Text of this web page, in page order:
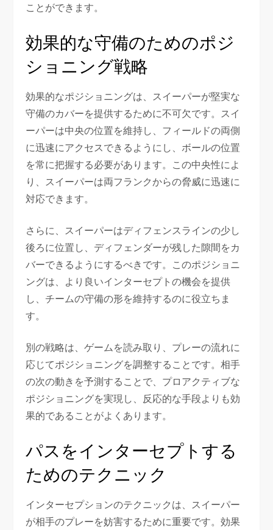
ことができます。
効果的な守備のためのポジ
ショニング戦略
効果的なポジショニングは、スイーパーが堅実な
守備のカバーを提供するために不可欠です。スイ
ーパーは中央の位置を維持し、フィールドの両側
に迅速にアクセスできるようにし、ボールの位置
を常に把握する必要があります。この中央性によ
り、スイーパーは両フランクからの脅威に迅速に
対応できます。
さらに、スイーパーはディフェンスラインの少し
後ろに位置し、ディフェンダーが残した隙間をカ
バーできるようにするべきです。このポジショニ
ングは、より良いインターセプトの機会を提供
し、チームの守備の形を維持するのに役立ちま
す。
別の戦略は、ゲームを読み取り、プレーの流れに
応じてポジショニングを調整することです。相手
の次の動きを予測することで、プロアクティブな
ポジショニングを実現し、反応的な手段よりも効
果的であることがよくあります。
パスをインターセプトする
ためのテクニック
インターセプションのテクニックは、スイーパー
が相手のプレーを妨害するために重要です。効果